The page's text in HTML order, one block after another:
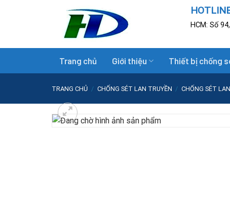
HCM: Số
Trang chủ Giới thiệu Thiết bị chống
TRANG CHỦ / CHỐNG SÉT LAN TRUYỀN / CHỐNG SÉT